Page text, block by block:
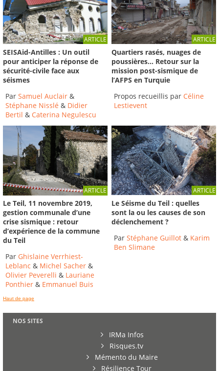
ARTICLE
SEISAid-Antilles : Un outil
pour anticiper la réponse de
sécurité-civile face aux
séismes
Par Samuel Auclair &
Stéphane Nisslé & Didier
Bertil & Caterina Negulescu
ARTICLE
Quartiers rasés, nuages de
poussières… Retour sur la
mission post-sismique de
l’AFPS en Turquie
Propos recueillis par Céline
Lestievent
ARTICLE
Le Teil, 11 novembre 2019,
gestion communale d’une
crise sismique : retour
d’expérience de la commune
du Teil
Par Ghislaine Verrhiest-
Leblanc & Michel Sacher &
Olivier Peverelli & Lauriane
Ponthier & Emmanuel Buis
ARTICLE
Le Séisme du Teil : quelles
sont la ou les causes de son
déclenchement ?
ParStéphane Guillot & Karim
Ben Slimane
Haut de page
NOS SITES
IRMa Infos
Risques.tv
Mémento du Maire
Résilience Tour